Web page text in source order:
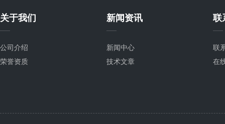
关于我们
公司介绍
荣誉资质
新闻资讯
新闻中心
技术文章
联
联
在